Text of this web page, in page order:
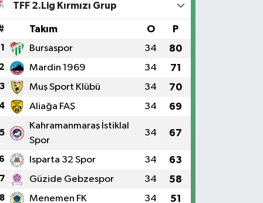
TFF 2.Lig Kırmızı Grup
Takım O P
1 Bursaspor 34 80
Mardin 1969 34 71
3 Muş Sport Klübü 34 70
Aliağa FAŞ 34 69
5
Kahramanmaraş İstiklal
Spor
34 67
Isparta 32 Spor 34 63
7 Güzide Gebzespor 34 58
8 Menemen FK 34 51